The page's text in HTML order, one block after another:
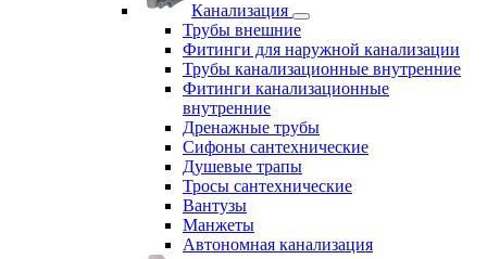
Канализация
Трубы внешние
Фитинги для наружной канализации
Трубы канализационные внутренние
Фитинги канализационные
внутренние
Дренажные трубы
Сифоны сантехнические
Душевые трапы
Тросы сантехнические
Вантузы
Манжеты
Автономная канализация